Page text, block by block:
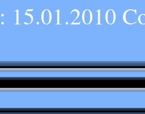
15.01.2010